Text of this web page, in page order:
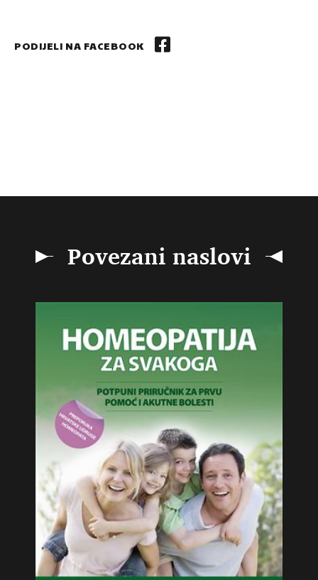
PODIJELI NA FACEBOOK
Povezani naslovi